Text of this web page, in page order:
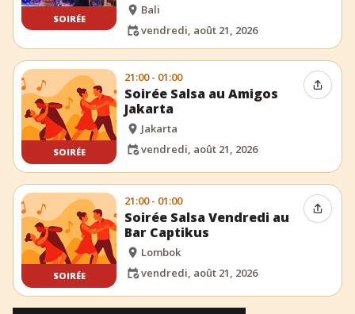
SOIRÉE
Bali
vendredi, août 21, 2026
SOIRÉE
21:00 - 01:00
Soirée Salsa au Amigos
Jakarta
Jakarta
vendredi, août 21, 2026
SOIRÉE
21:00 - 01:00
Soirée Salsa Vendredi au
Bar Captikus
Lombok
vendredi, août 21, 2026